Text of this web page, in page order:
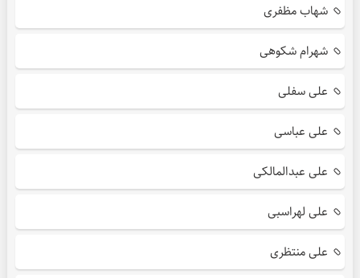
شهاب مظفری
شهرام شکوهی
علی سفلی
علی عباسی
علی عبدالمالکی
علی لهراسبی
علی منتظری